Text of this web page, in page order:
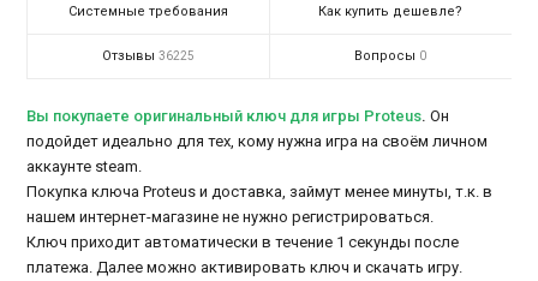
Системные требования Как купить дешевле?
Отзывы 36225 Вопросы 0
Вы покупаете оригинальный ключ для игры Proteus. Он
подойдет идеально для тех, кому нужна игра на своём личном
аккаунте steam.
Покупка ключа Proteus и доставка, займут менее минуты, т.к. в
нашем интернет-магазине не нужно регистрироваться.
Ключ приходит автоматически в течение 1 секунды после
платежа. Далее можно активировать ключ и скачать игру.